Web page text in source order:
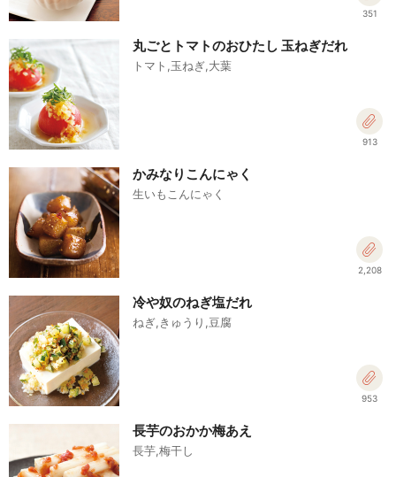
351
丸ごとトマトのおひたし 玉ねぎだれ
トマト,玉ねぎ,大葉
913
かみなりこんにゃく
生いもこんにゃく
2,208
冷や奴のねぎ塩だれ
ねぎ,きゅうり,豆腐
953
長芋のおかか梅あえ
長芋,梅干し